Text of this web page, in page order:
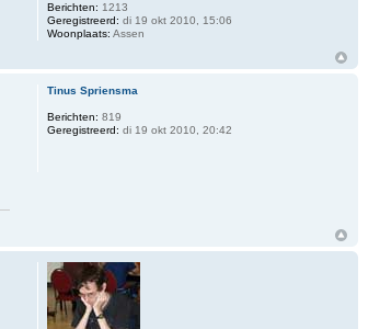
Berichten: 1213
Geregistreerd: di 19 okt 2010, 15:06
Woonplaats: Assen
Tinus Spriensma
Berichten: 819
Geregistreerd: di 19 okt 2010, 20:42